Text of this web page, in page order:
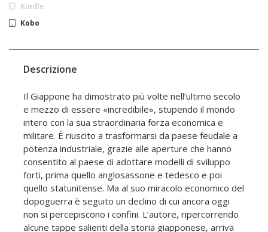
Kindle
Kobo
Descrizione
Il Giappone ha dimostrato più volte nell’ultimo secolo
e mezzo di essere «incredibile», stupendo il mondo
intero con la sua straordinaria forza economica e
militare. È riuscito a trasformarsi da paese feudale a
potenza industriale, grazie alle aperture che hanno
consentito al paese di adottare modelli di sviluppo
forti, prima quello anglosassone e tedesco e poi
quello statunitense. Ma al suo miracolo economico del
dopoguerra è seguito un declino di cui ancora oggi
non si percepiscono i confini. L’autore, ripercorrendo
alcune tappe salienti della storia giapponese, arriva